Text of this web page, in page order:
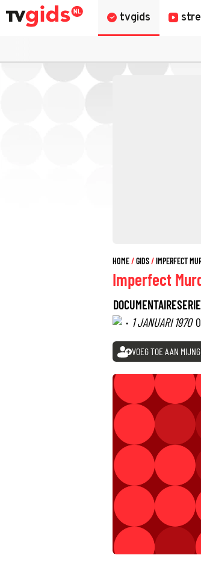
tvgids
HOME GIDS IMPERFECT
Imperfect
DOCUMENTAIRESERIE
· 1 JANUARI 1970
VOEG TOE AAN